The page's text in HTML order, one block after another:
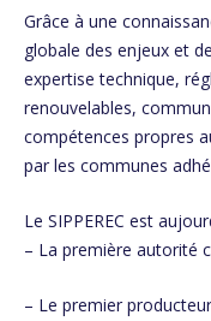
Grâce à une
globale des enjeux et
expertise technique,
renouvelables,
compétences propres
par les communes
Le SIPPEREC est
– La première autorité
– Le premier